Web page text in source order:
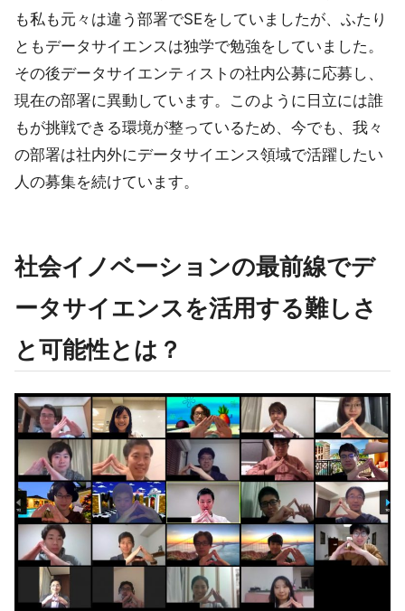
も私も元々は違う部署でSEをしていましたが、ふたり
ともデータサイエンスは独学で勉強をしていました。
その後データサイエンティストの社内公募に応募し、
現在の部署に異動しています。このように日立には誰
もが挑戦できる環境が整っているため、今でも、我々
の部署は社内外にデータサイエンス領域で活躍したい
人の募集を続けています。
社会イノベーションの最前線でデ
ータサイエンスを活用する難しさ
と可能性とは？